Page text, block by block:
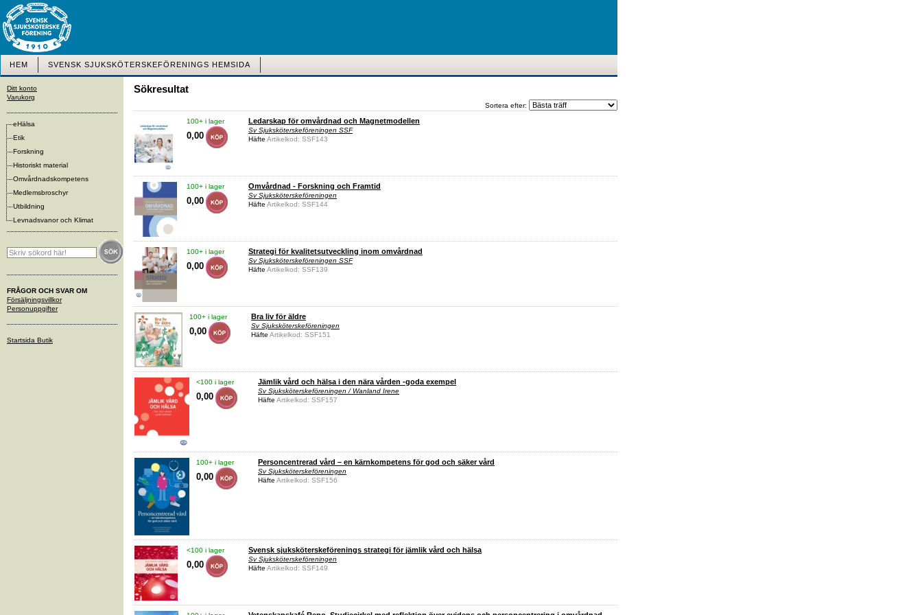
HEM SVENSK SJUKSKÖTERSKEFÖRENINGS HEMSIDA
Ditt konto
Varukorg
eHälsa
Etik
Forskning
Historiskt material
Omvårdnadskompetens
Medlemsbroschyr
Utbildning
Levnadsvanor och Klimat
FRÅGOR OCH SVAR OM
Försäljningsvillkor
Personuppgifter
Startsida Butik
Sökresultat
Sortera efter:
100+ i lager
0,00
Ledarskap för omvårdnad och Magnetmodellen
Sv Sjuksköterskeföreningen SSF
Häfte Artikelkod: SSF143
100+ i lager
0,00
Omvårdnad - Forskning och Framtid
Sv Sjuksköterskeföreningen
Häfte Artikelkod: SSF144
100+ i lager
0,00
Strategi för kvalitetsutveckling inom omvårdnad
Sv Sjuksköterskeföreningen SSF
Häfte Artikelkod: SSF139
100+ i lager
0,00
Bra liv för äldre
Sv Sjuksköterskeföreningen
Häfte Artikelkod: SSF151
<100 i lager
0,00
Jämlik vård och hälsa i den nära vården -goda exempel
Sv Sjuksköterskeföreningen / Wanland Irene
Häfte Artikelkod: SSF157
100+ i lager
0,00
Personcentrerad vård – en kärnkompetens för god och säker vård
Sv Sjuksköterskeföreningen
Häfte Artikelkod: SSF156
<100 i lager
0,00
Svensk sjuksköterskeförenings strategi för jämlik vård och hälsa
Sv Sjuksköterskeföreningen
Häfte Artikelkod: SSF149